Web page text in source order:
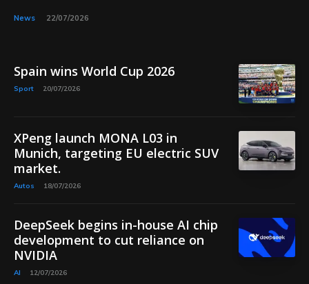
News 22/07/2026
Spain wins World Cup 2026
Sport 20/07/2026
XPeng launch MONA L03 in
Munich, targeting EU electric SUV
market.
Autos 18/07/2026
DeepSeek begins in-house AI chip
development to cut reliance on
NVIDIA
AI 12/07/2026